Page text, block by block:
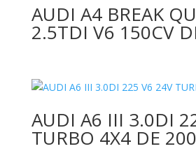
AUDI A4 BREAK
2.5TDI V6 150CV
AUDI A6 III 3.0DI
TURBO 4X4 DE